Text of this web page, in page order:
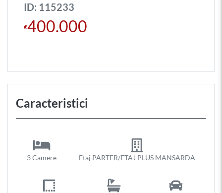
ID: 115233
€400.000
Caracteristici
3 Camere Etaj PARTER/ETAJ PLUS MANSARDA